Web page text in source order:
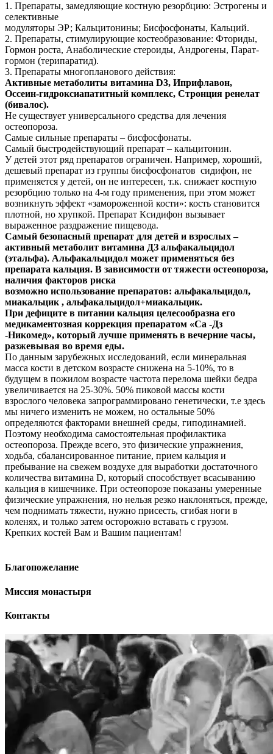
1. Препараты, замедляющие костную резорбцию: Эстрогены и
селективные
модуляторы ЭР; Кальцитонины; Бисфосфонаты, Кальций.
2. Препараты, стимулирующие костеобразование: Фториды,
Гормон роста, Анаболические стероиды, Андрогены, Парат-
гормон (терипаратид).
3. Препараты многопланового действия:
Активные метаболиты витамина D3, Иприфлавон,
Оссеин-гидроксиапатитный комплекс, Стронция ренелат
(бивалос).
Не существует универсального средства для лечения
остеопороза.
Самые сильные препараты – бисфосфонаты.
Самый быстродействующий препарат – кальцитонин.
У детей этот ряд препаратов ограничен. Например, хороший,
дешевый препарат из группы бисфосфонатов сидифон, не
применяется у детей, он не интересен, т.к. снижает костную
резорбцию только на 4-м году применения, при этом может
возникнуть эффект «замороженной кости»: кость становится
плотной, но хрупкой. Препарат Ксидифон вызывает
выраженное раздражение пищевода.
Самый безопасный препарат для детей и взрослых –
активный метаболит витамина ДЗ альфакальцидол
(этальфа). Альфакальцидол может применяться без
препарата кальция. В зависимости от тяжести остеопороза,
наличия факторов риска
возможно использование препаратов: альфакальцидол,
миакальцик , альфакальцидол+миакальцик.
При дефиците в питании кальция целесообразна его
медикаментозная коррекция препаратом «Са -Дз
-Никомед», который лучше применять в вечерние часы,
разжевывая во время еды.
По данным зарубежных исследований, если минеральная
масса кости в детском возрасте снижена на 5-10%, то в
будущем в пожилом возрасте частота перелома шейки бедра
увеличивается на 25-30%. 50% пиковой массы кости
взрослого человека запрограммировано генетически, т.е здесь
мы ничего изменить не можем, но остальные 50%
определяются факторами внешней среды, гиподинамией.
Поэтому необходима самостоятельная профилактика
остеопороза. Прежде всего, это физические упражнения,
ходьба, сбалансированное питание, прием кальция и
пребывание на свежем воздухе для выработки достаточного
количества витамина D, который способствует всасыванию
кальция в кишечнике. При остеопорозе показаны умеренные
физические упражнения, но нельзя резко наклоняться, прежде,
чем поднимать тяжести, нужно присесть, сгибая ноги в
коленях, и только затем осторожно вставать с грузом.
Крепких костей Вам и Вашим пациентам!
Благопожелание
Миссия монастыря
Контакты